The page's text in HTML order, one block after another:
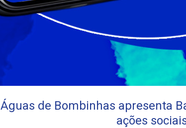
Águas de Bombinhas apresenta
ações